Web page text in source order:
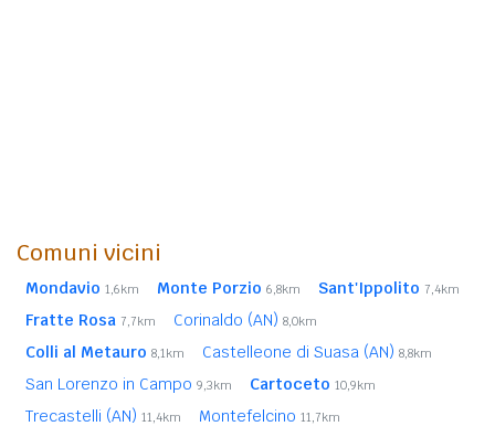
Comuni vicini
Mondavio 1,6km Monte Porzio 6,8km Sant'Ippolito 7,4km
Fratte Rosa 7,7km Corinaldo (AN) 8,0km
Colli al Metauro 8,1km Castelleone di Suasa (AN) 8,8km
San Lorenzo in Campo 9,3km Cartoceto 10,9km
Trecastelli (AN) 11,4km Montefelcino 11,7km